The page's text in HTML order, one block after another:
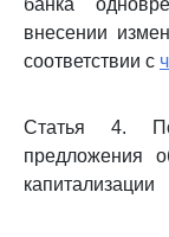
банка
внесении
соответствии с
Статья 4.
предложения
капитализации